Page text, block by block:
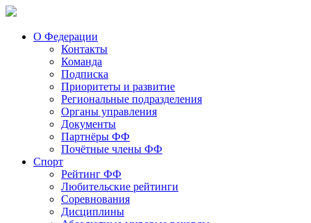
О Федерации
Контакты
Команда
Подписка
Приоритеты и развитие
Региональные подразделения
Органы управления
Документы
Партнёры ФФ
Почётные члены ФФ
Спорт
Рейтинг ФФ
Любительские рейтинги
Соревнования
Дисциплины